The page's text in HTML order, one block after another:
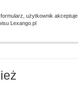
użytkownik akceptuje
Lexango.pl